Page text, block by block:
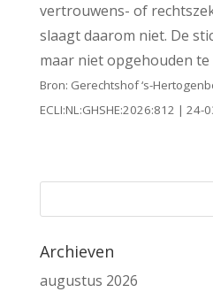
vertrouwens- of
slaagt daarom niet. De
maar niet opgehouden te
Bron: Gerechtshof ‘s-
ECLI:NL:GHSHE:2026:812 | 24-
Archieven
augustus 2026